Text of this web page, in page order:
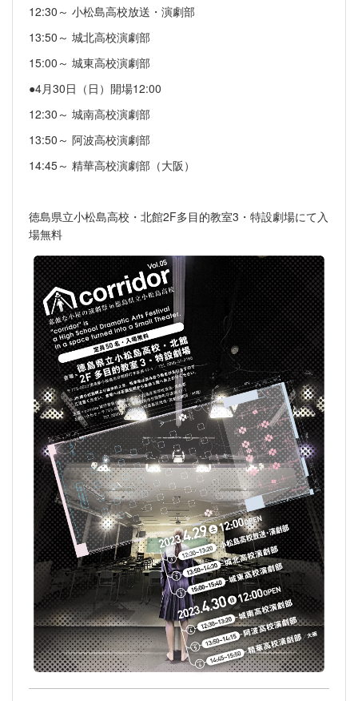
12:30～ 小松島高校放送・演劇部
13:50～ 城北高校演劇部
15:00～ 城東高校演劇部
●4月30日（日）開場12:00
12:30～ 城南高校演劇部
13:50～ 阿波高校演劇部
14:45～ 精華高校演劇部（大阪）
徳島県立小松島高校・北館2F多目的教室3・特設劇場にて入
場無料